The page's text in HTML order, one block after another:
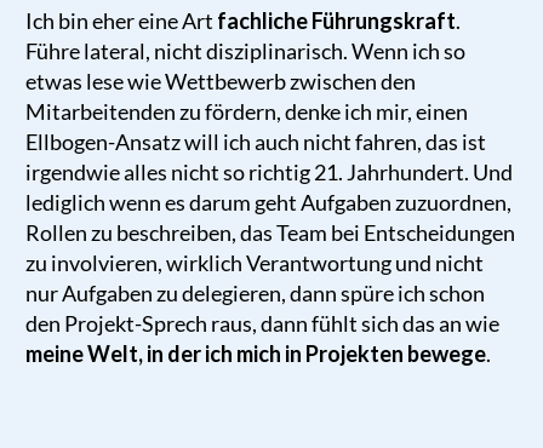
Ich bin eher eine Art fachliche Führungskraft.
Führe lateral, nicht disziplinarisch. Wenn ich so
etwas lese wie Wettbewerb zwischen den
Mitarbeitenden zu fördern, denke ich mir, einen
Ellbogen-Ansatz will ich auch nicht fahren, das ist
irgendwie alles nicht so richtig 21. Jahrhundert. Und
lediglich wenn es darum geht Aufgaben zuzuordnen,
Rollen zu beschreiben, das Team bei Entscheidungen
zu involvieren, wirklich Verantwortung und nicht
nur Aufgaben zu delegieren, dann spüre ich schon
den Projekt-Sprech raus, dann fühlt sich das an wie
meine Welt, in der ich mich in Projekten bewege.